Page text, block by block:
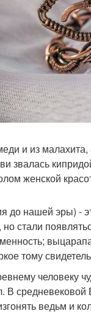
и из
звалась
женской
до нашей эры) -
стали
тому
человеку
В
ведьм и